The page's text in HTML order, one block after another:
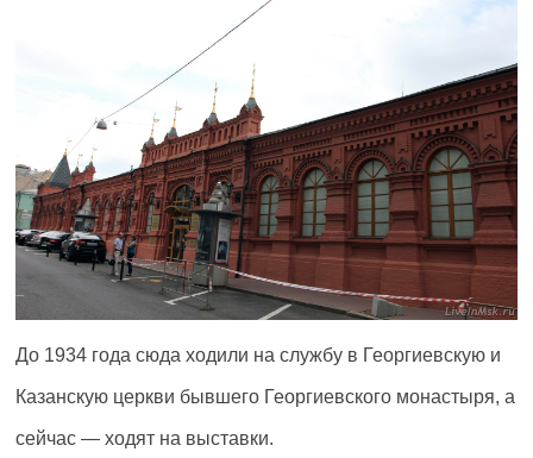
До 1934 года сюда ходили на службу в Георгиевскую и
Казанскую церкви бывшего Георгиевского монастыря, а
сейчас — ходят на выставки.